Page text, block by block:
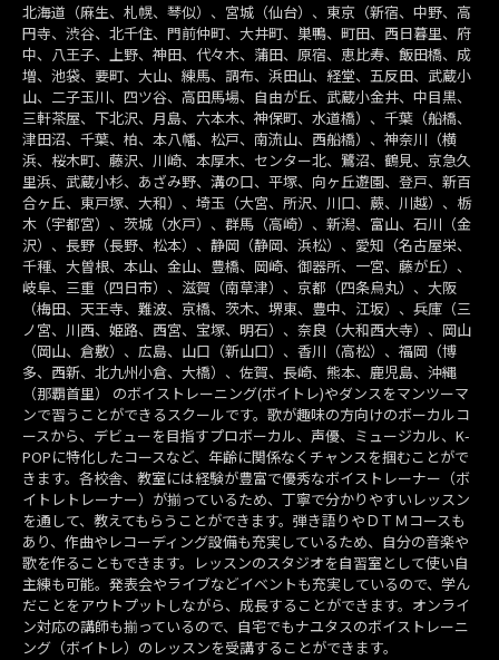
北海道（麻生、札幌、琴似）、宮城（仙台）、東京（新宿、中野、高
円寺、渋谷、北千住、門前仲町、大井町、巣鴨、町田、西日暮里、府
中、八王子、上野、神田、代々木、蒲田、原宿、恵比寿、飯田橋、成
増、池袋、要町、大山、練馬、調布、浜田山、経堂、五反田、武蔵小
山、二子玉川、四ツ谷、高田馬場、自由が丘、武蔵小金井、中目黒、
三軒茶屋、下北沢、月島、六本木、神保町、水道橋）、千葉（船橋、
津田沼、千葉、柏、本八幡、松戸、南流山、西船橋）、神奈川（横
浜、桜木町、藤沢、川崎、本厚木、センター北、鷺沼、鶴見、京急久
里浜、武蔵小杉、あざみ野、溝の口、平塚、向ヶ丘遊園、登戸、新百
合ヶ丘、東戸塚、大和）、埼玉（大宮、所沢、川口、蕨、川越）、栃
木（宇都宮）、茨城（水戸）、群馬（高崎）、新潟、富山、石川（金
沢）、長野（長野、松本）、静岡（静岡、浜松）、愛知（名古屋栄、
千種、大曽根、本山、金山、豊橋、岡崎、御器所、一宮、藤が丘）、
岐阜、三重（四日市）、滋賀（南草津）、京都（四条烏丸）、大阪
（梅田、天王寺、難波、京橋、茨木、堺東、豊中、江坂）、兵庫（三
ノ宮、川西、姫路、西宮、宝塚、明石）、奈良（大和西大寺）、岡山
（岡山、倉敷）、広島、山口（新山口）、香川（高松）、福岡（博
多、西新、北九州小倉、大橋）、佐賀、長崎、熊本、鹿児島、沖縄
（那覇首里） のボイストレーニング(ボイトレ)やダンスをマンツーマ
ンで習うことができるスクールです。歌が趣味の方向けのボーカルコ
ースから、デビューを目指すプロボーカル、声優、ミュージカル、K-
POPに特化したコースなど、年齢に関係なくチャンスを掴むことがで
きます。各校舎、教室には経験が豊富で優秀なボイストレーナー（ボ
イトレトレーナー）が揃っているため、丁寧で分かりやすいレッスン
を通して、教えてもらうことができます。弾き語りやＤＴＭコースも
あり、作曲やレコーディング設備も充実しているため、自分の音楽や
歌を作ることもできます。レッスンのスタジオを自習室として使い自
主練も可能。発表会やライブなどイベントも充実しているので、学ん
だことをアウトプットしながら、成長することができます。オンライ
ン対応の講師も揃っているので、自宅でもナユタスのボイストレーニ
ング（ボイトレ）のレッスンを受講することができます。